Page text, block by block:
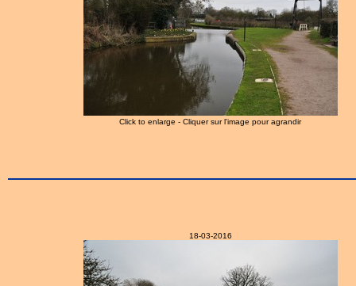
Click to enlarge - Cliquer sur l'image pour agrandir
18-03-2016